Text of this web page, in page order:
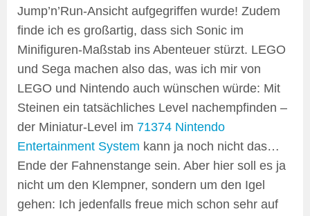
Jump’n’Run-Ansicht aufgegriffen wurde! Zudem
finde ich es großartig, dass sich Sonic im
Minifiguren-Maßstab ins Abenteuer stürzt. LEGO
und Sega machen also das, was ich mir von
LEGO und Nintendo auch wünschen würde: Mit
Steinen ein tatsächliches Level nachempfinden –
der Miniatur-Level im 71374 Nintendo
Entertainment System kann ja noch nicht das…
Ende der Fahnenstange sein. Aber hier soll es ja
nicht um den Klempner, sondern um den Igel
gehen: Ich jedenfalls freue mich schon sehr auf